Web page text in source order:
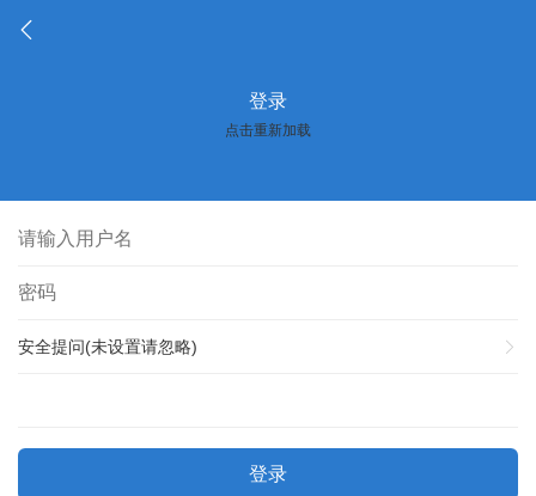
登录
点击重新加载
安全提问(未设置请忽略)
登录